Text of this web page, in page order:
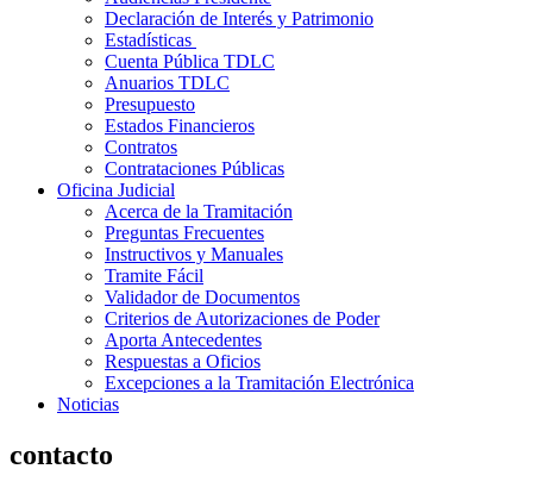
Declaración de Interés y Patrimonio
Estadísticas
Cuenta Pública TDLC
Anuarios TDLC
Presupuesto
Estados Financieros
Contratos
Contrataciones Públicas
Oficina Judicial
Acerca de la Tramitación
Preguntas Frecuentes
Instructivos y Manuales
Tramite Fácil
Validador de Documentos
Criterios de Autorizaciones de Poder
Aporta Antecedentes
Respuestas a Oficios
Excepciones a la Tramitación Electrónica
Noticias
contacto